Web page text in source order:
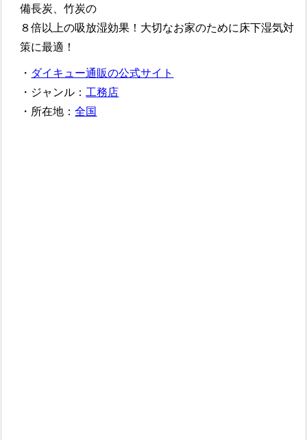
備長炭、竹炭の
８倍以上の吸放湿効果！大切なお家のために床下湿気対
策に最適！
・ ダイキュー通販の公式サイト
・ジャンル： 工務店
・所在地：全国